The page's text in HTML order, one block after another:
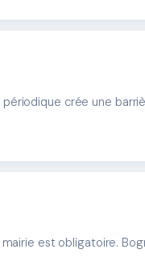
crée une
est obligatoire.